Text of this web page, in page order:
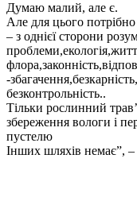
Думаю малий, але є.
Але для цього
– з однієї сторони
-
безконтрольність..
Тільки рослинний
збереження вологи і
пустелю
Інших шляхів немає”,